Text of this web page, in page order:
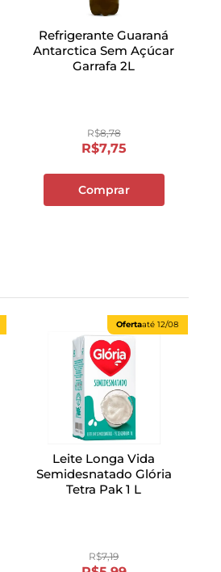
Refrigerante Guaraná
Antarctica Sem Açúcar
Garrafa 2L
R$8,78
R$7,75
Comprar
Ofertaaté12/08
Leite Longa Vida
Semidesnatado Glória
Tetra Pak 1 L
R$7,19